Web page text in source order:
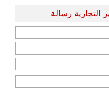
رسالة